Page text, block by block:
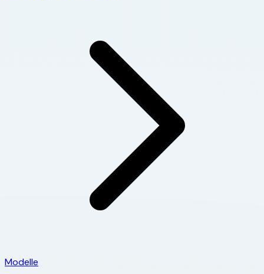
Modelle